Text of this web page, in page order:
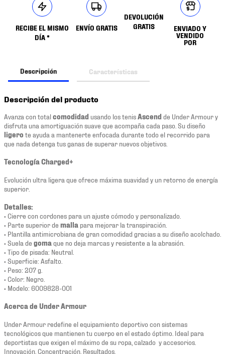
RECIBE EL MISMO
DÍA *
ENVÍO GRATIS
DEVOLUCIÓN
GRATIS
ENVIADO Y
VENDIDO
POR
Descripción Características
Descripción del producto
Avanza con totalcomodidad usando los tenisAscend de Under Armour y
disfruta una amortiguación suave que acompaña cada paso. Su diseño
ligero te ayuda a mantenerte enfocada durante todo el recorrido para
que nada detenga tus ganas de superar nuevos objetivos.
Tecnología Charged+
Evolución ultra ligera que ofrece máxima suavidad y un retorno de energía
superior.
Detalles:
• Cierre con cordones para un ajuste cómodo y personalizado.
• Parte superior de malla para mejorar la transpiración.
• Plantilla antimicrobiana de gran comodidad gracias a su diseño acolchado.
• Suela de goma que no deja marcas y resistente a la abrasión.
• Tipo de pisada: Neutral.
• Superficie: Asfalto.
• Peso: 207 g.
• Color: Negro.
• Modelo: 6009828-001
Acerca de Under Armour
Under Armour redefine el equipamiento deportivo con sistemas
tecnológicos que mantienen tu cuerpo en el estado óptimo. Ideal para
deportistas que exigen el máximo de su ropa, calzado y accesorios.
Innovación. Concentración. Resultados.